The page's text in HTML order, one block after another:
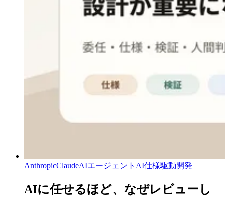
AnthropicClaudeAIエージェント AI仕様駆動開発
AIに任せるほど、なぜレビューし